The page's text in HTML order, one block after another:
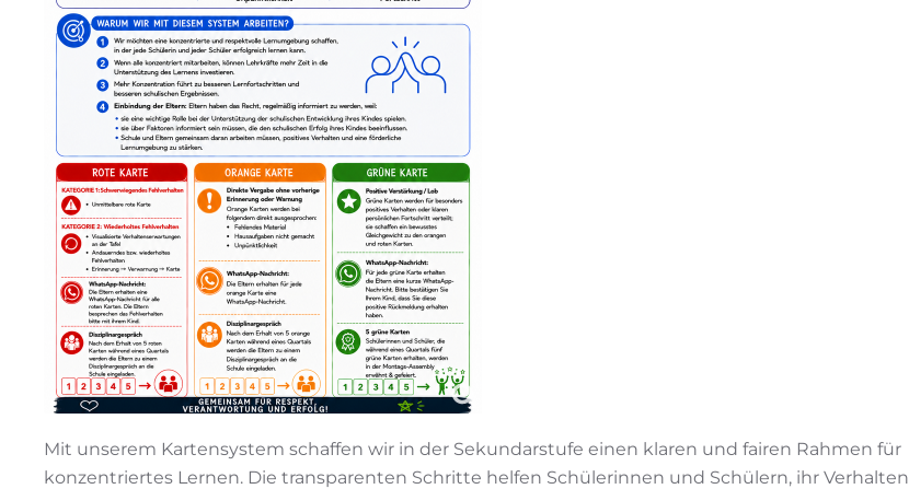
Mit unserem Kartensystem schaffen wir in der Sekundarstufe einen klaren und fairen Rahmen für
konzentriertes Lernen. Die transparenten Schritte helfen Schülerinnen und Schülern, ihr Verhalten